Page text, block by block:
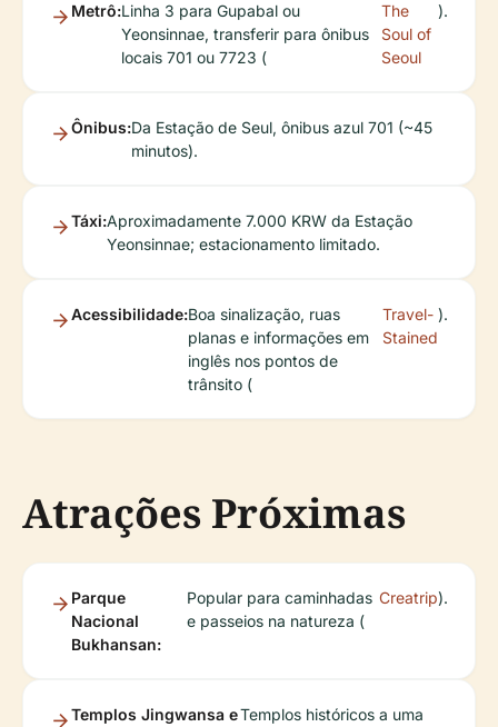
Metrô:Linha 3 para Gupabal ou
Yeonsinnae, transferir para ônibus
locais 701 ou 7723 (
The
Soul of
Seoul
).
Ônibus:Da Estação de Seul, ônibus azul 701 (~45
minutos).
Táxi:Aproximadamente 7.000 KRW da Estação
Yeonsinnae; estacionamento limitado.
Acessibilidade:Boa sinalização, ruas
planas e informações em
inglês nos pontos de
trânsito (
Travel-
Stained
).
Atrações Próximas
Parque
Nacional
Bukhansan:
Popular para caminhadas
e passeios na natureza (
Creatrip).
Templos Jingwansa eTemplos históricos a uma